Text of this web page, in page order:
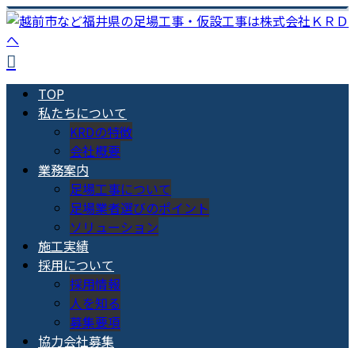
TOP
私たちについて
KRDの特徴
会社概要
業務案内
足場工事について
足場業者選びのポイント
ソリューション
施工実績
採用について
採用情報
人を知る
募集要項
協力会社募集